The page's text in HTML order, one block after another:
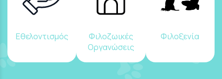
Εθελοντισμός
Φιλοζωικές
Οργανώσεις
Φιλοξενία